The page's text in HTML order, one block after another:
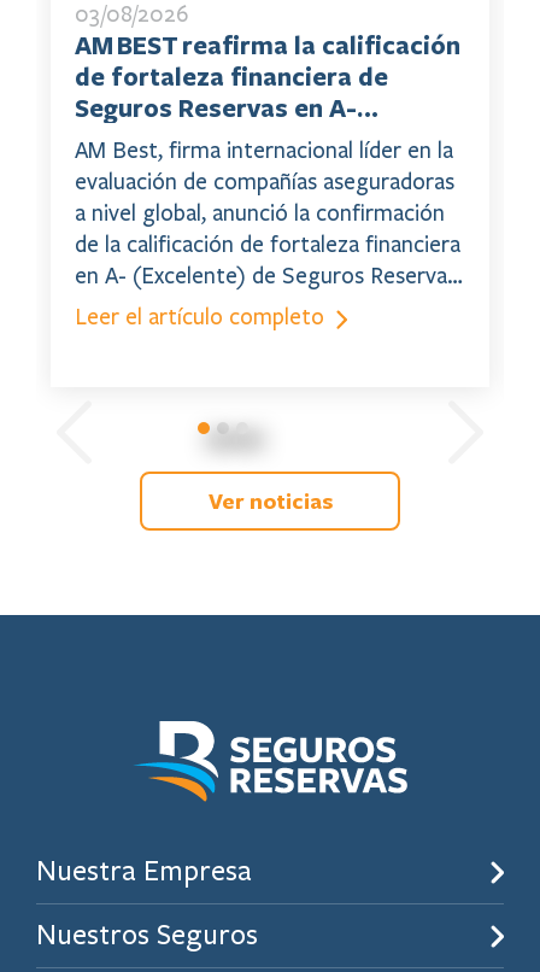
03/08/2026
AM BEST reafirma la calificación
de fortaleza financiera de
Seguros Reservas en A-
(Excelente), así como la
calificación crediticia a largo
plazo a- (excelente)
AM Best, firma internacional líder en la
evaluación de compañías aseguradoras
a nivel global, anunció la confirmación
de la calificación de fortaleza financiera
en A- (Excelente) de Seguros Reservas,
así como la calificación crediticia a
largo plazo a- (excelente), ambas con
Leer el artículo completo
Ver noticias
Nuestra Empresa
Nuestros Seguros